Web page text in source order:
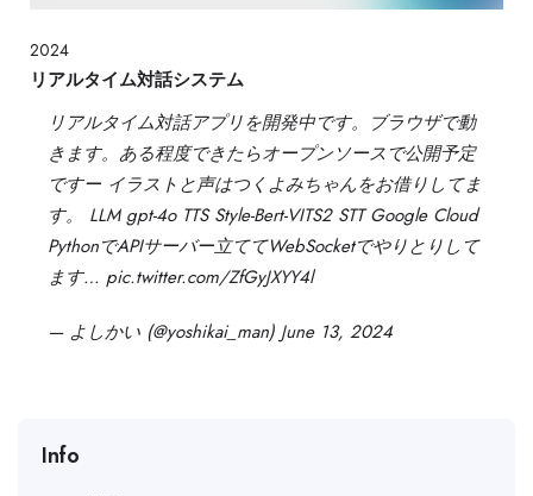
2024
リアルタイム対話システム
リアルタイム対話アプリを開発中です。ブラウザで動
きます。ある程度できたらオープンソースで公開予定
ですー イラストと声はつくよみちゃんをお借りしてま
す。 LLM gpt-4o TTS Style-Bert-VITS2 STT Google Cloud
PythonでAPIサーバー立ててWebSocketでやりとりして
ます… pic.twitter.com/ZfGyJXYY4l
— よしかい (@yoshikai_man) June 13, 2024
Info